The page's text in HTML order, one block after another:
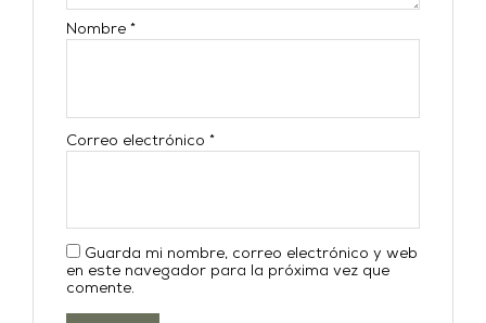
Nombre*
Correo electrónico*
Guarda mi nombre, correo electrónico y web
en este navegador para la próxima vez que
comente.